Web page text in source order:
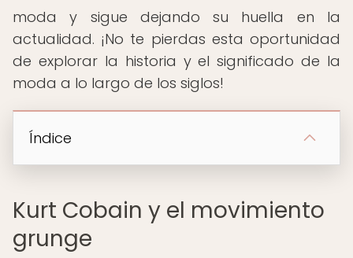
moda y sigue dejando su huella en la
actualidad. ¡No te pierdas esta oportunidad
de explorar la historia y el significado de la
moda a lo largo de los siglos!
Índice
Kurt Cobain y el movimiento
grunge